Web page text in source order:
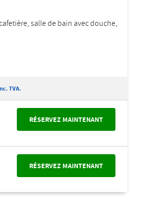
salle de bain avec douche,
TVA.
RÉSERVEZ MAINTENANT
RÉSERVEZ MAINTENANT